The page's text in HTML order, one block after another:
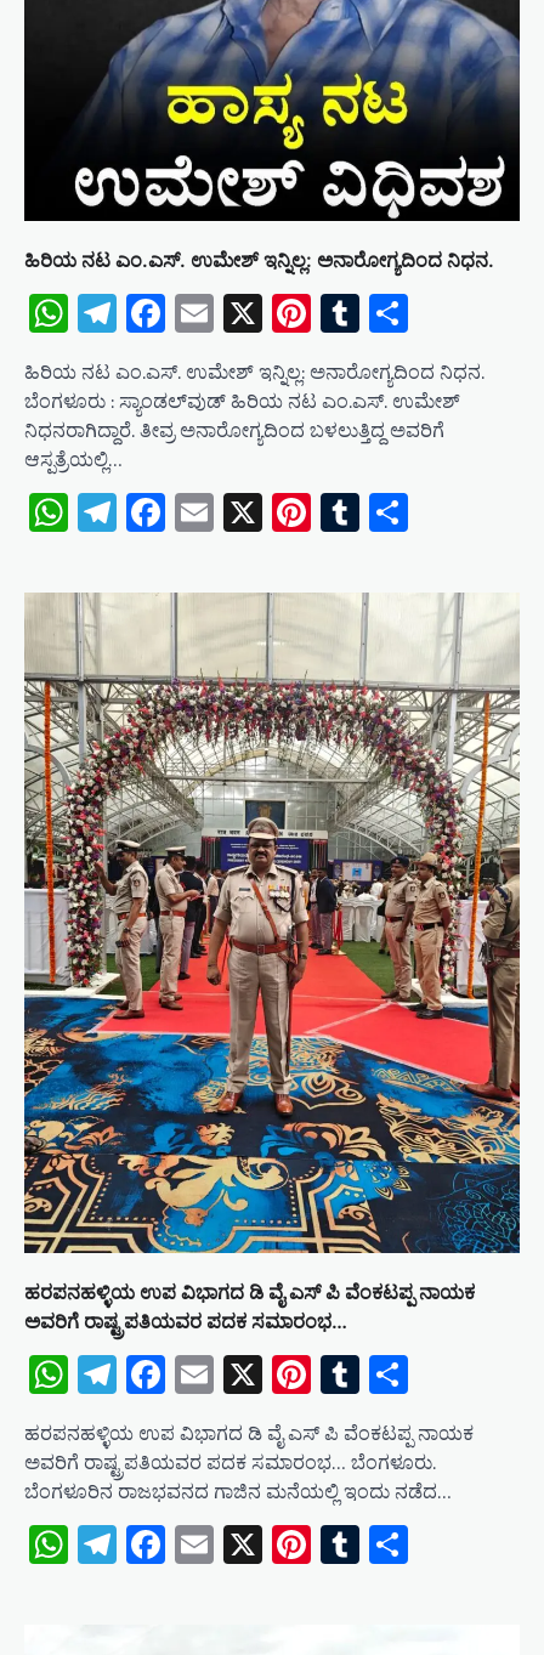
ಹಿರಿಯ ನಟ ಎಂ.ಎಸ್. ಉಮೇಶ್ ಇನ್ನಿಲ್ಲ: ಅನಾರೋಗ್ಯದಿಂದ ನಿಧನ.
WhatsApp
Telegram
Facebook
Email
X Pinterest
Tumblr
ಹಿರಿಯ ನಟ ಎಂ.ಎಸ್. ಉಮೇಶ್ ಇನ್ನಿಲ್ಲ: ಅನಾರೋಗ್ಯದಿಂದ ನಿಧನ.
ಬೆಂಗಳೂರು : ಸ್ಯಾಂಡಲ್​ವುಡ್ ಹಿರಿಯ ನಟ ಎಂ.ಎಸ್. ಉಮೇಶ್
ನಿಧನರಾಗಿದ್ದಾರೆ. ತೀವ್ರ ಅನಾರೋಗ್ಯದಿಂದ ಬಳಲುತ್ತಿದ್ದ ಅವರಿಗೆ
ಆಸ್ಪತ್ರೆಯಲ್ಲಿ…
WhatsApp
Telegram
Facebook
Email
X Pinterest
Tumblr
ಹರಪನಹಳ್ಳಿಯ ಉಪ ವಿಭಾಗದ ಡಿ ವೈ ಎಸ್ ಪಿ ವೆಂಕಟಪ್ಪ ನಾಯಕ
ಅವರಿಗೆ ರಾಷ್ಟ್ರಪತಿಯವರ ಪದಕ ಸಮಾರಂಭ…
WhatsApp
Telegram
Facebook
Email
X Pinterest
Tumblr
ಹರಪನಹಳ್ಳಿಯ ಉಪ ವಿಭಾಗದ ಡಿ ವೈ ಎಸ್ ಪಿ ವೆಂಕಟಪ್ಪ ನಾಯಕ
ಅವರಿಗೆ ರಾಷ್ಟ್ರಪತಿಯವರ ಪದಕ ಸಮಾರಂಭ… ಬೆಂಗಳೂರು.
ಬೆಂಗಳೂರಿನ ರಾಜಭವನದ ಗಾಜಿನ ಮನೆಯಲ್ಲಿ ಇಂದು ನಡೆದ…
WhatsApp
Telegram
Facebook
Email
X Pinterest
Tumblr